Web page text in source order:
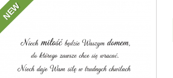
NEW